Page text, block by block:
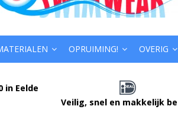
OPRUIMING! OVERIG
in Eelde
Veilig, snel en makkelijk